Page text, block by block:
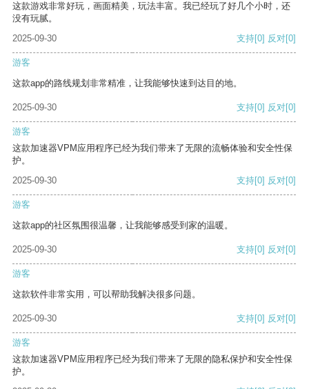
这款游戏非常好玩，画面精美，玩法丰富。我已经玩了好几个小时，还
没有玩腻。
2025-09-30
支持[0] 反对[0]
游客
这款app的路线规划非常精准，让我能够快速到达目的地。
2025-09-30 支持[0] 反对[0]
游客
这款加速器VPM应用程序已经为我们带来了无限的流畅体验和安全性保
护。
2025-09-30
支持[0] 反对[0]
游客
这款app的社区氛围很温馨，让我能够感受到家的温暖。
2025-09-30 支持[0] 反对[0]
游客
这款软件非常实用，可以帮助我解决很多问题。
2025-09-30 支持[0] 反对[0]
游客
这款加速器VPM应用程序已经为我们带来了无限的隐私保护和安全性保
护。